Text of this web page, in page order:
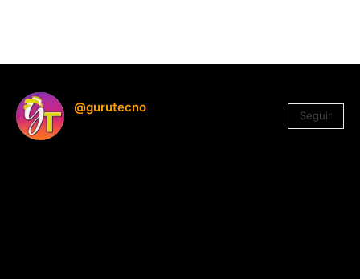
@gurutecno
Seguir